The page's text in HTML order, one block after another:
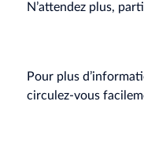
N’attendez plus,
Pour plus
circulez-vous